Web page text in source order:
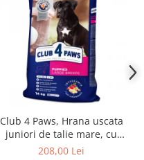
Club 4 Paws, Hrana uscata
juniori de talie mare, cu
pui, 14kg
208,00 Lei